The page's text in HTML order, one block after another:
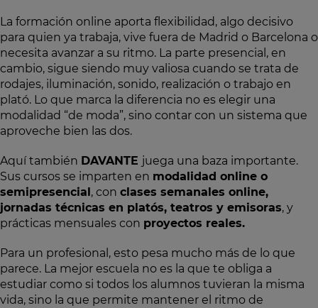
La formación online aporta flexibilidad, algo decisivo
para quien ya trabaja, vive fuera de Madrid o Barcelona o
necesita avanzar a su ritmo. La parte presencial, en
cambio, sigue siendo muy valiosa cuando se trata de
rodajes, iluminación, sonido, realización o trabajo en
plató. Lo que marca la diferencia no es elegir una
modalidad “de moda”, sino contar con un sistema que
aproveche bien las dos.
Aquí también DAVANTE juega una baza importante.
Sus cursos se imparten en modalidad online o
semipresencial, con clases semanales online,
jornadas técnicas en platós, teatros y emisoras, y
prácticas mensuales con proyectos reales.
Para un profesional, esto pesa mucho más de lo que
parece. La mejor escuela no es la que te obliga a
estudiar como si todos los alumnos tuvieran la misma
vida, sino la que permite mantener el ritmo de